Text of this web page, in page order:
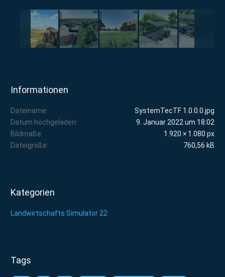
Informationen
Dateiname
SystemTecTF 1.0.0.0.jpg
Datum hochgeladen
9. Januar 2022 um 18:02
Bildmaße
1.920 × 1.080 px
Dateigröße
760,56 kB
Kategorien
Landwirtschafts Simulator 22
Tags